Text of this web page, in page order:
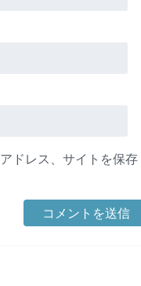
ドレス、サイトを保存